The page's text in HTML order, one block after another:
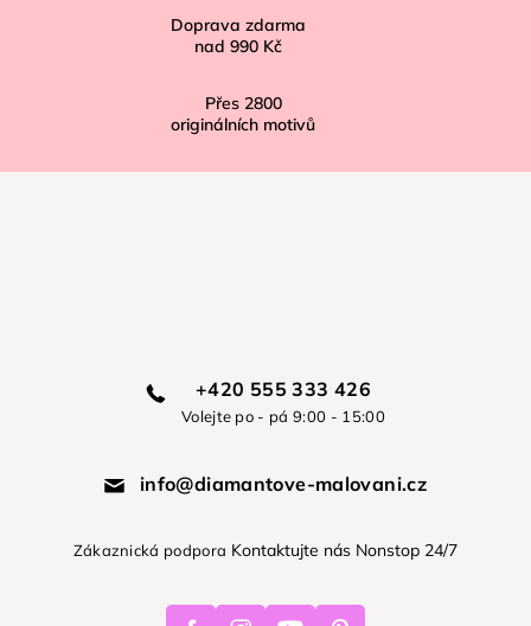
Doprava zdarma
nad 990 Kč
Přes 2800
originálních motivů
+420 555 333 426
Volejte po - pá 9:00 - 15:00
info@diamantove-malovani.cz
Zákaznická podpora Kontaktujte nás Nonstop 24/7
FacebookInstagramYoutube Pinterest